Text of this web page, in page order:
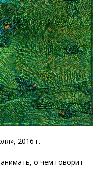
2016 г.
о чем говорит